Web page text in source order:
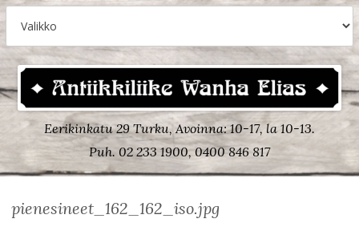
Eerikinkatu 29 Turku, Avoinna: 10-17, la 10-13.
Puh. 02 233 1900, 0400 846 817
pienesineet_162_162_iso.jpg